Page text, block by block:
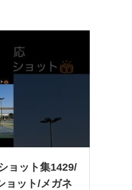
ョット集1429/
ョット/メガネ